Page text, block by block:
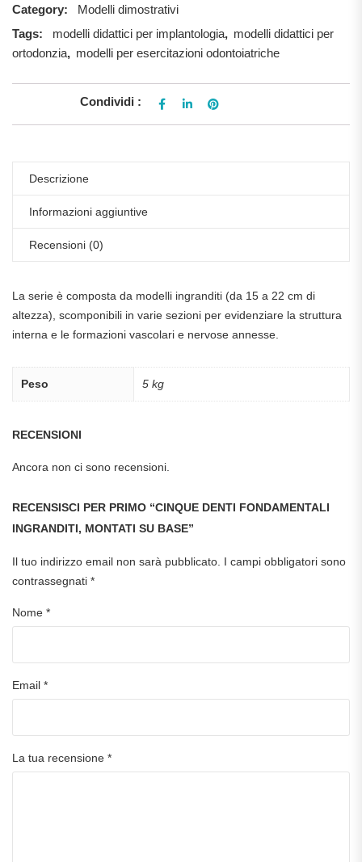
Category:
Modelli dimostrativi
Tags:
modelli didattici per implantologia, modelli didattici per
ortodonzia, modelli per esercitazioni odontoiatriche
Condividi :
Descrizione
Informazioni aggiuntive
Recensioni (0)
La serie è composta da modelli ingranditi (da 15 a 22 cm di
altezza), scomponibili in varie sezioni per evidenziare la struttura
interna e le formazioni vascolari e nervose annesse.
Peso 5 kg
RECENSIONI
Ancora non ci sono recensioni.
RECENSISCI PER PRIMO “CINQUE DENTI FONDAMENTALI
INGRANDITI, MONTATI SU BASE”
Il tuo indirizzo email non sarà pubblicato. I campi obbligatori sono
contrassegnati *
Nome *
Email *
La tua recensione *